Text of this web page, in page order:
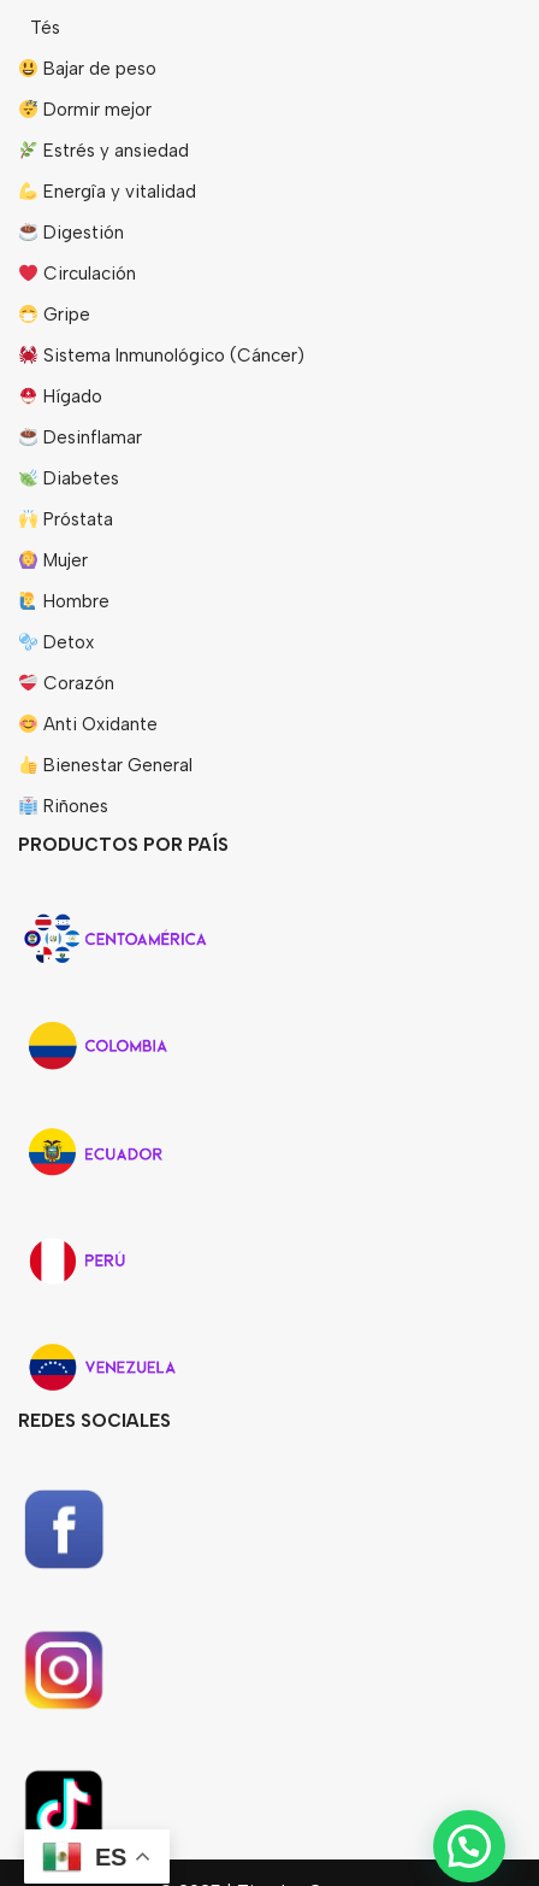
Tés
Bajar de peso
Dormir mejor
Estrés y ansiedad
Energîa y vitalidad
Digestión
Circulación
Gripe
Sistema Inmunológico (Cáncer)
Hígado
Desinflamar
Diabetes
Próstata
Mujer
Hombre
Detox
Corazón
Anti Oxidante
Bienestar General
Riñones
PRODUCTOS POR PAÍS
REDES SOCIALES
ES